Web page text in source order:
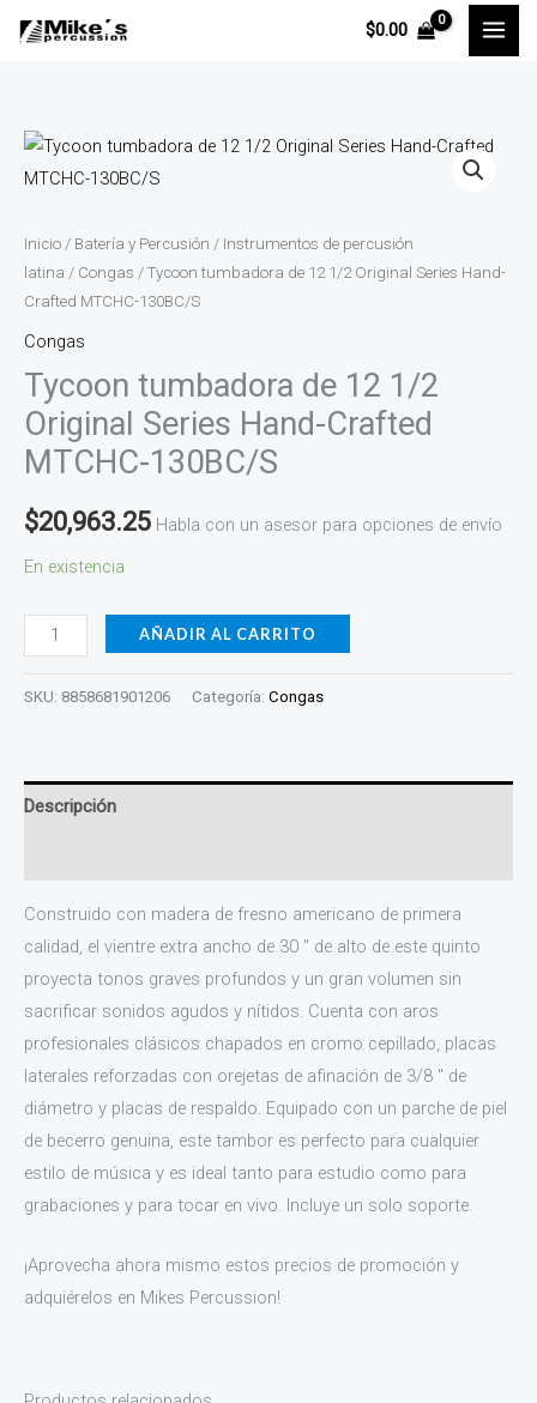
$0.00
Inicio / Batería y Percusión / Instrumentos de percusión
latina / Congas / Tycoon tumbadora de 12 1/2 Original Series Hand-
Crafted MTCHC-130BC/S
Congas
Tycoon tumbadora de 12 1/2
Original Series Hand-Crafted
MTCHC-130BC/S
$20,963.25 Habla con un asesor para opciones de envío
En existencia
Tycoon
tumbadora
12
1/2
Original
Series
Hand-
Crafted
MTCHC-
130BC/S
AÑADIR AL CARRITO
SKU: 8858681901206 Categoría: Congas
Descripción
Construido con madera de fresno americano de primera
calidad, el vientre extra ancho de 30 ″ de alto de este quinto
proyecta tonos graves profundos y un gran volumen sin
sacrificar sonidos agudos y nítidos. Cuenta con aros
profesionales clásicos chapados en cromo cepillado, placas
laterales reforzadas con orejetas de afinación de 3/8 ″ de
diámetro y placas de respaldo. Equipado con un parche de piel
de becerro genuina, este tambor es perfecto para cualquier
estilo de música y es ideal tanto para estudio como para
grabaciones y para tocar en vivo. Incluye un solo soporte.
¡Aprovecha ahora mismo estos precios de promoción y
adquiérelos en Mikes Percussion!